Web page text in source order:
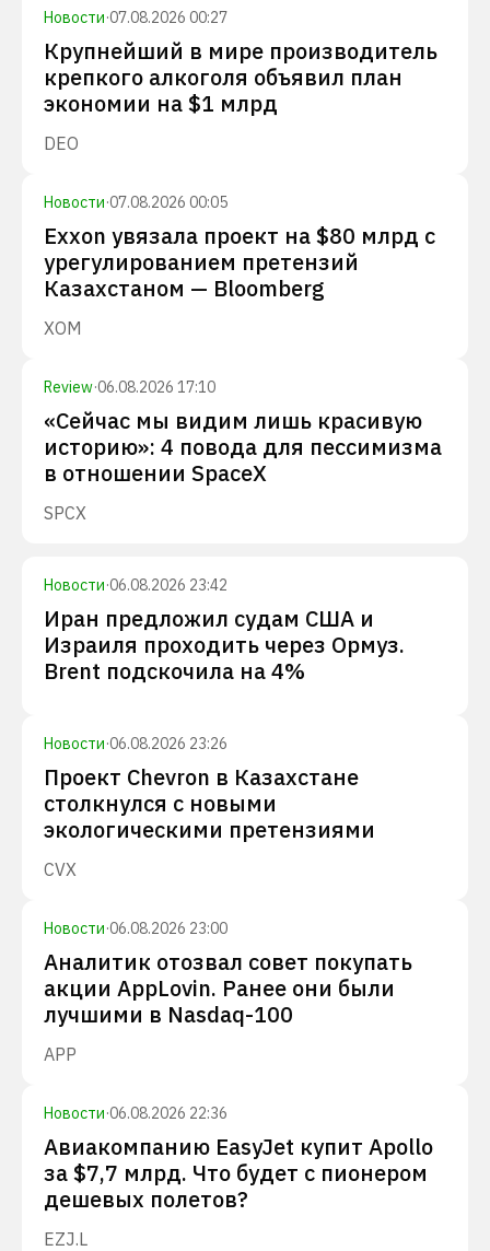
Новости·07.08.2026 00:27
Крупнейший в мире производитель
крепкого алкоголя объявил план
экономии на $1 млрд
DEO
Новости·07.08.2026 00:05
Exxon увязала проект на $80 млрд с
урегулированием претензий
Казахстаном — Bloomberg
XOM
Review·06.08.2026 17:10
«Сейчас мы видим лишь красивую
историю»: 4 повода для пессимизма
в отношении SpaceX
SPCX
Новости·06.08.2026 23:42
Иран предложил судам США и
Израиля проходить через Ормуз.
Brent подскочила на 4%
Новости·06.08.2026 23:26
Проект Chevron в Казахстане
столкнулся с новыми
экологическими претензиями
CVX
Новости·06.08.2026 23:00
Аналитик отозвал совет покупать
акции AppLovin. Ранее они были
лучшими в Nasdaq-100
APP
Новости·06.08.2026 22:36
Авиакомпанию EasyJet купит Apollo
за $7,7 млрд. Что будет с пионером
дешевых полетов?
EZJ.L